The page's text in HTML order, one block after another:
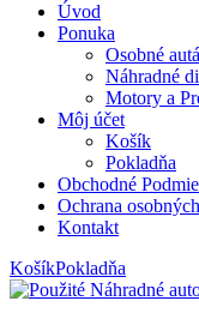
Úvod
Ponuka
Osobné autá
Náhradné
Motory a
Môj účet
Košík
Pokladňa
Obchodné
Ochrana
Kontakt
KošíkPokladňa